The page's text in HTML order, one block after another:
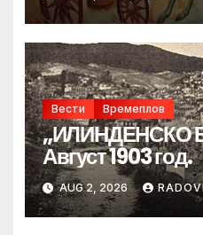
Вести Времеплов
„ИЛИНДЕНСКО
Август 1903 год.
AUG 2, 2026